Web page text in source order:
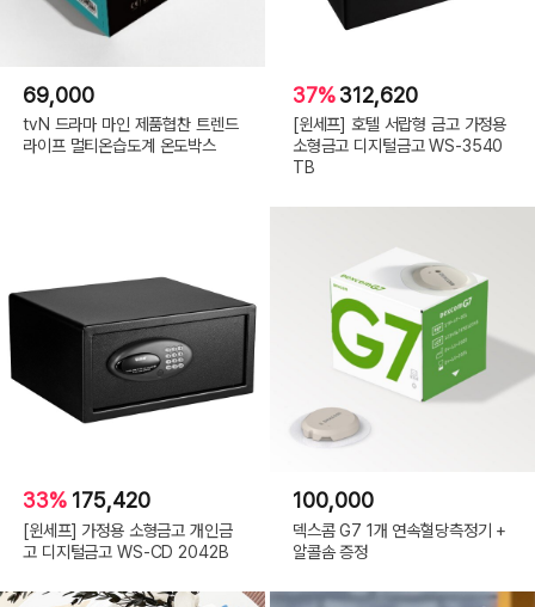
69,000
tvN 드라마 마인 제품협찬 트렌드
라이프 멀티온습도계 온도박스
37%312,620
[윈세프] 호텔 서랍형 금고 가정용
소형금고 디지털금고 WS-3540
TB
33% 175,420
[윈세프] 가정용 소형금고 개인금
고 디지털금고 WS-CD 2042B
100,000
덱스콤 G7 1개 연속혈당측정기 +
알콜솜 증정